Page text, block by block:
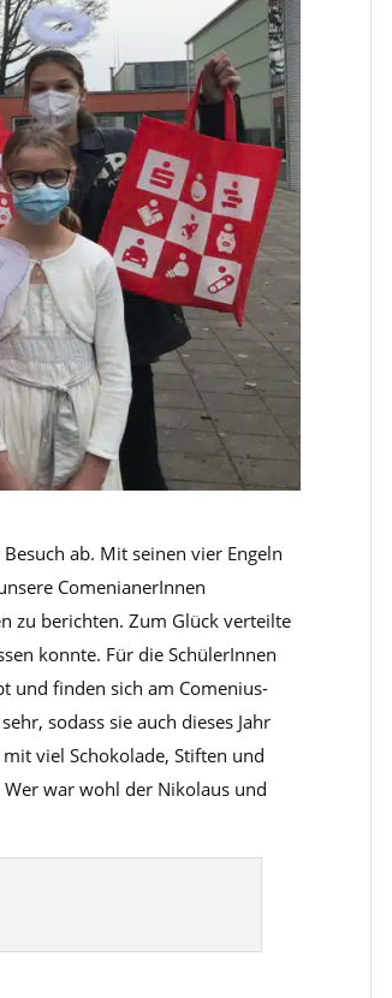
ab. Mit seinen vier Engeln
ComenianerInnen
zu berichten. Zum Glück verteilte
konnte. Für die SchülerInnen
und finden sich am Comenius-
sodass sie auch dieses Jahr
viel Schokolade, Stiften und
war wohl der Nikolaus und